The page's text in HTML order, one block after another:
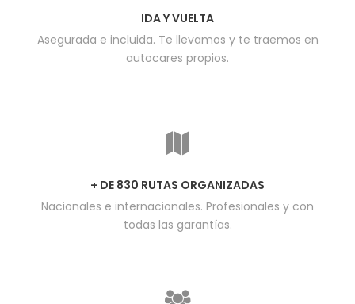
IDA Y VUELTA
Asegurada e incluida. Te llevamos y te traemos en
autocares propios.
+ DE 830 RUTAS ORGANIZADAS
Nacionales e internacionales. Profesionales y con
todas las garantías.